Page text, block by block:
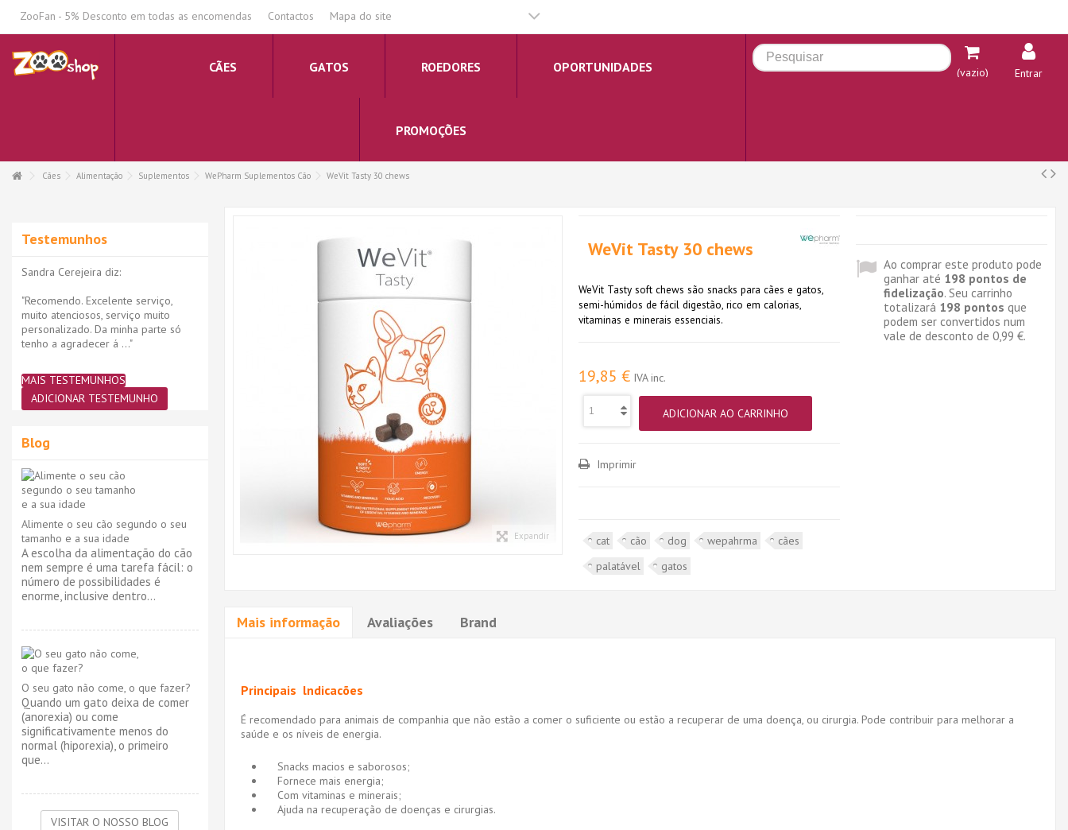
ZooFan - 5% Desconto em todas as encomendas Contactos Mapa do site
CÃES GATOS ROEDORES OPORTUNIDADES
PROMOÇÕES
(vazio) Entrar
Cães Alimentação Suplementos WePharm Suplementos Cão WeVit Tasty 30 chews
Expandir
WeVit Tasty 30 chews
WeVit Tasty soft chews são snacks para cães e gatos,
semi-húmidos de fácil digestão, rico em calorias,
vitaminas e minerais essenciais.
19,85 € IVA inc.
ADICIONAR AO CARRINHO
Imprimir
cat cão dog wepahrma
cães
palatável
gatos
Ao comprar este produto pode
ganhar até 198 pontos de
fidelização. Seu carrinho
totalizará 198 pontos que
podem ser convertidos num
vale de desconto de 0,99 €.
Mais informação Avaliações Brand
Principais lndicacões
É recomendado para animais de companhia que não estão a comer o suficiente ou estão a recuperar de uma doença, ou cirurgia. Pode contribuir para melhorar a
saúde e os níveis de energia.
Snacks macios e saborosos;
Fornece mais energia;
Com vitaminas e minerais;
Ajuda na recuperação de doenças e cirurgias.
Testemunhos
Sandra Cerejeira diz:
"Recomendo. Excelente serviço,
muito atenciosos, serviço muito
personalizado. Da minha parte só
tenho a agradecer á ..."
MAIS TESTEMUNHOS
ADICIONAR TESTEMUNHO
Blog
Alimente o seu cão segundo o seu
tamanho e a sua idade
A escolha da alimentação do cão
nem sempre é uma tarefa fácil: o
número de possibilidades é
enorme, inclusive dentro...
O seu gato não come, o que fazer?
Quando um gato deixa de comer
(anorexia) ou come
significativamente menos do
normal (hiporexia), o primeiro
que...
VISITAR O NOSSO BLOG